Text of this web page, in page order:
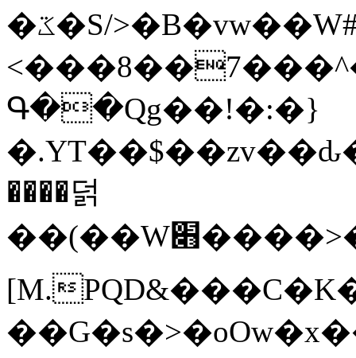
�ػ�S/>�B�vw��W#�I��*]\W��)Ħ�1��fC}
Գ��Qg��!�:�}
����덝
��(��W׋����>��O>�d�%Y�@�@ڻ<�z{rc&׻��z�����AeK�^�����������˩t��=x~
[M.
��G�s�>�oO